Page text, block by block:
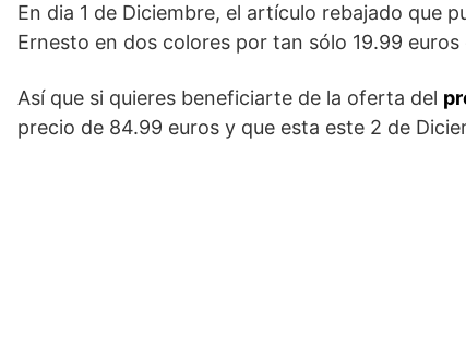
En dia 1 de Diciembre, el artículo rebajado que
Ernesto en dos colores por tan sólo 19.99
Así que si quieres beneficiarte de la oferta del
precio de 84.99 euros y que esta este 2 de